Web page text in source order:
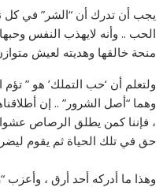
يجب أن تدرك أن “الشر” في
الحب .. وأنه لايهذب النفس
منحة خالقها وهديته لعيش
ولتعلم أن ‘حب التملك’ هو ” تؤم
وهما “أصل الشرور” .. إن
، فإننا كمن يطلق الرصاص
حق في تلك الحياة ثم يقوم
وهذا ما أدركه أحد أرق ، وأعزب